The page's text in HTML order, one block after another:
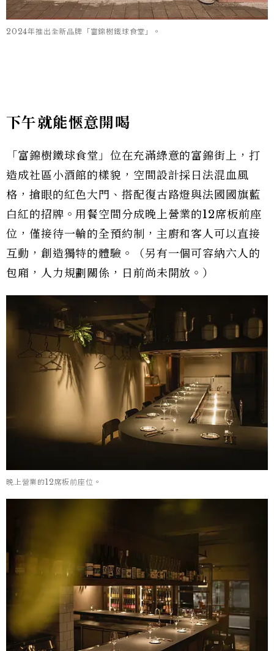
2024年推出全新品牌「富錦樹鐵球食堂」。
下午就能愜意開喝
「富錦樹鐵球食堂」位在充滿綠意的富錦街上，打
造成社區小酒館的樣貌，空間設計採日法混血風
格，搶眼的紅色大門、搭配復古路燈與法國國旗藍
白紅的招牌。用餐空間分成晚上營業的12席板前座
位，僅接待一輪的全預約制，主廚和客人可以直接
互動，創造獨特的體驗。（另有一個可容納六人的
包廂，人力規劃關係，日前尚未開放。）
晚上營業的12席板前座位。